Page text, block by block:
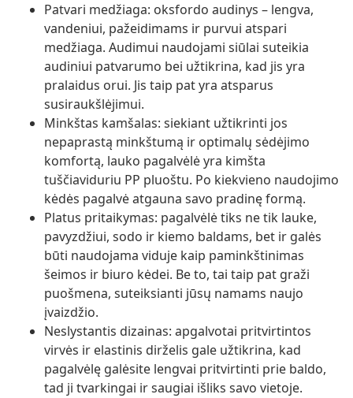
Patvari medžiaga: oksfordo audinys – lengva,
vandeniui, pažeidimams ir purvui atspari
medžiaga. Audimui naudojami siūlai suteikia
audiniui patvarumo bei užtikrina, kad jis yra
pralaidus orui. Jis taip pat yra atsparus
susiraukšlėjimui.
Minkštas kamšalas: siekiant užtikrinti jos
nepaprastą minkštumą ir optimalų sėdėjimo
komfortą, lauko pagalvėlė yra kimšta
tuščiaviduriu PP pluoštu. Po kiekvieno naudojimo
kėdės pagalvė atgauna savo pradinę formą.
Platus pritaikymas: pagalvėlė tiks ne tik lauke,
pavyzdžiui, sodo ir kiemo baldams, bet ir galės
būti naudojama viduje kaip paminkštinimas
šeimos ir biuro kėdei. Be to, tai taip pat graži
puošmena, suteiksianti jūsų namams naujo
įvaizdžio.
Neslystantis dizainas: apgalvotai pritvirtintos
virvės ir elastinis dirželis gale užtikrina, kad
pagalvėlę galėsite lengvai pritvirtinti prie baldo,
tad ji tvarkingai ir saugiai išliks savo vietoje.